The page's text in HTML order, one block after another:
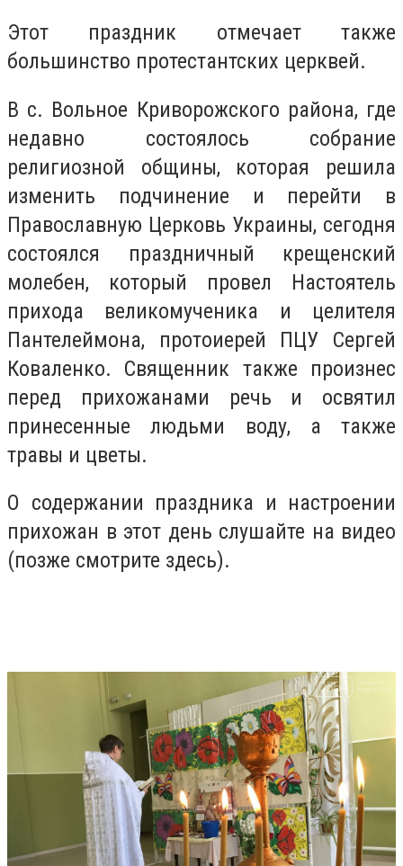
Этот праздник отмечает также
большинство протестантских церквей.
В с. Вольное Криворожского района, где
недавно состоялось собрание
религиозной общины, которая решила
изменить подчинение и перейти в
Православную Церковь Украины, сегодня
состоялся праздничный крещенский
молебен, который провел Настоятель
прихода великомученика и целителя
Пантелеймона, протоиерей ПЦУ Сергей
Коваленко. Священник также произнес
перед прихожанами речь и освятил
принесенные людьми воду, а также
травы и цветы.
О содержании праздника и настроении
прихожан в этот день слушайте на видео
(позже смотрите здесь).